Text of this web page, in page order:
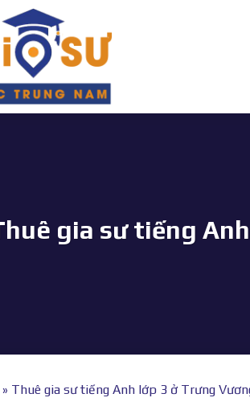
gia sư tiếng
» Thuê gia sư tiếng Anh lớp 3 ở Trưng